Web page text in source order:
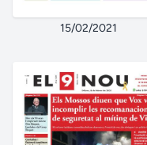
15/02/2021